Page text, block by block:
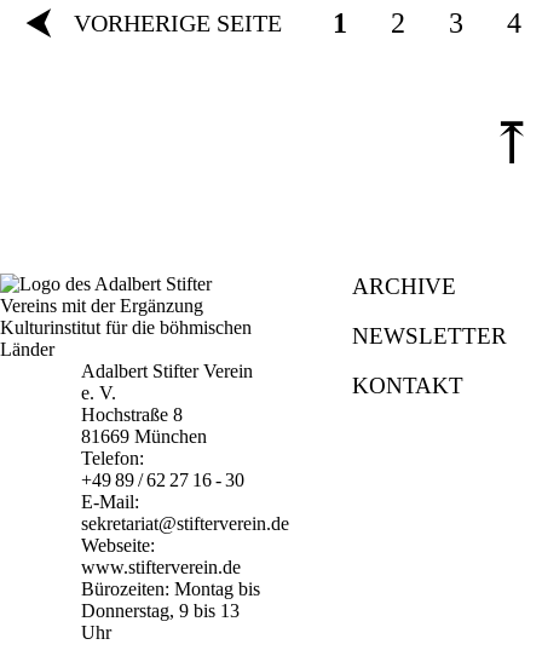
⮜ VORHERIGE SEITE 1 2 3 4
⤒
Adalbert Stifter Verein
e. V.
Hochstraße 8
81669 München
Telefon:
+49 89 / 62 27 16 - 30
E-Mail:
sekretariat@stifterverein.de
Webseite:
www.stifterverein.de
Bürozeiten: Montag bis
Donnerstag, 9 bis 13
Uhr
ARCHIVE
NEWSLETTER
KONTAKT